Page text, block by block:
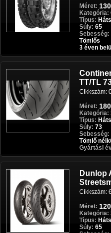
Méret:
Kategória:
Típus:
Súly: 65
Sebesség:
Tömlős
3 éven
TT/TL
Cikkszám:
Méret:
Kategória:
Típus:
Súly: 73
Sebesség:
Tömlő
Gyártási
Dunlop
Cikkszám:
Méret:
Kategória:
Típus:
Súly: 65